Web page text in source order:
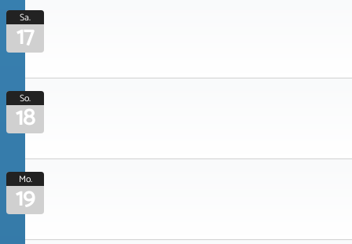
Sa.
17
So.
18
Mo.
19